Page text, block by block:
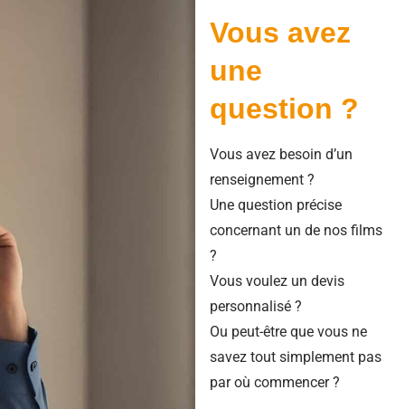
Vous avez
une
question ?
Vous avez besoin d’un
renseignement ?
Une question précise
concernant un de nos films
?
Vous voulez un devis
personnalisé ?
Ou peut-être que vous ne
savez tout simplement pas
par où commencer ?